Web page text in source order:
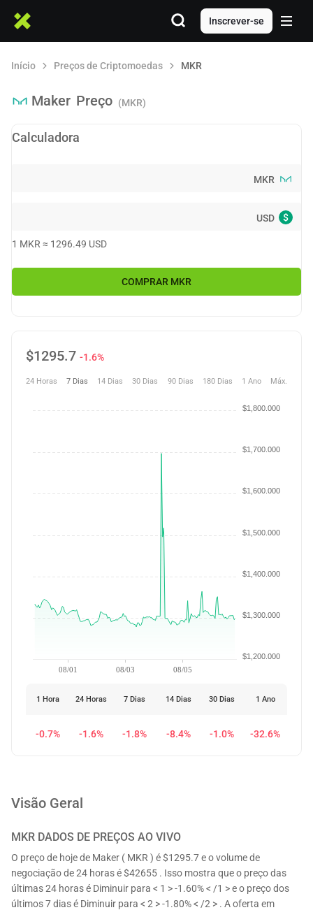
Inscrever-se
Início Preços de Criptomoedas MKR
Maker Preço (MKR)
Calculadora
MKR
USD $
1 MKR ≈ 1296.49 USD
COMPRAR MKR
$1295.7 -1.6%
24 Horas 7 Dias 14 Dias 30 Dias 90 Dias 180 Dias 1 Ano Máx.
08/01 08/03 08/05
$1,200.000
$1,300.000
$1,400.000
$1,500.000
$1,600.000
$1,700.000
$1,800.000
1 Hora 24 Horas 7 Dias 14 Dias 30 Dias 1 Ano
-0.7% -1.6% -1.8% -8.4% -1.0% -32.6%
Visão Geral
MKR DADOS DE PREÇOS AO VIVO
O preço de hoje de Maker ( MKR ) é $1295.7 e o volume de
negociação de 24 horas é $42655 . Isso mostra que o preço das
últimas 24 horas é Diminuir para < 1 > -1.60% < /1 > e o preço dos
últimos 7 dias é Diminuir para < 2 > -1.80% < /2 > . A oferta em